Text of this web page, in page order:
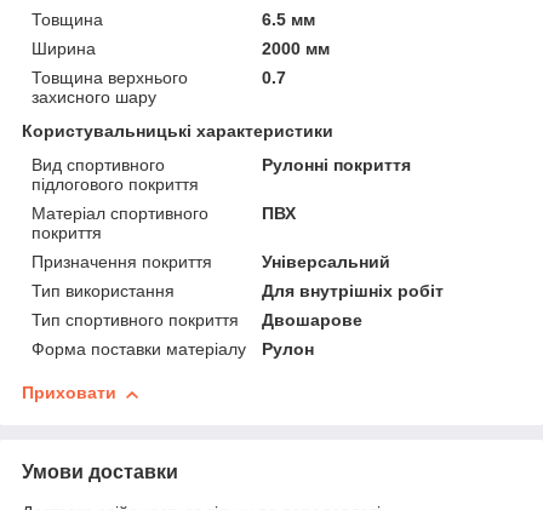
Товщина
6.5 мм
Ширина
2000 мм
Товщина верхнього
захисного шару
0.7
Користувальницькі характеристики
Вид спортивного
підлогового покриття
Рулонні покриття
Матеріал спортивного
покриття
ПВХ
Призначення покриття
Універсальний
Тип використання
Для внутрішніх робіт
Тип спортивного покриття
Двошарове
Форма поставки матеріалу
Рулон
Приховати
Умови доставки